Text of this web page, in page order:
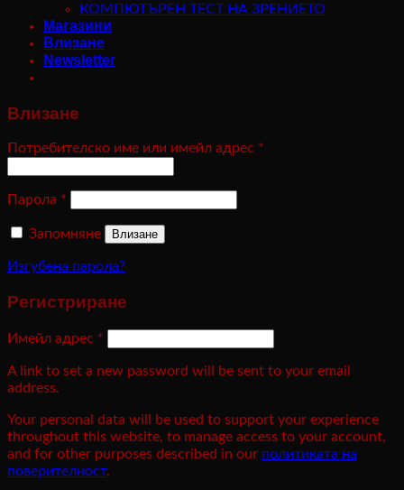
КОМПЮТЪРЕН ТЕСТ НА ЗРЕНИЕТО
Магазини
Влизане
Newsletter
Влизане
Потребителско име или имейл адрес *
Парола *
Запомняне Влизане
Изгубена парола?
Регистриране
Имейл адрес *
A link to set a new password will be sent to your email
address.
Your personal data will be used to support your experience
throughout this website, to manage access to your account,
and for other purposes described in our политиката на
поверителност.